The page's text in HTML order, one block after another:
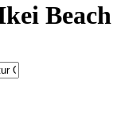
Beach